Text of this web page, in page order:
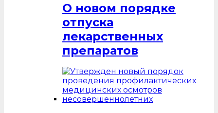
О новом порядке
отпуска
лекарственных
препаратов